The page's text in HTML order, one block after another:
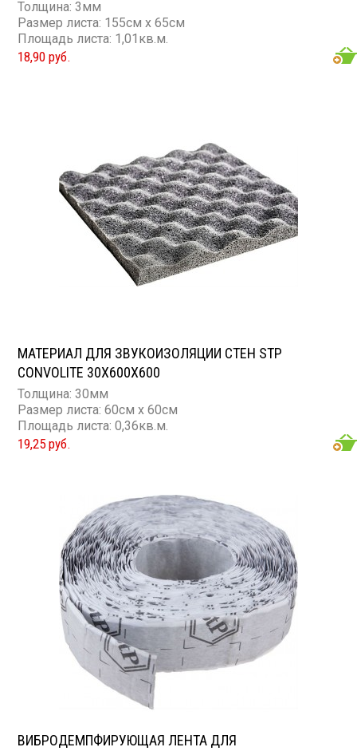
Толщина: 3мм
Размер листа: 155см х 65см
Площадь листа: 1,01кв.м.
18,90 руб.
МАТЕРИАЛ ДЛЯ ЗВУКОИЗОЛЯЦИИ СТЕН STP
CONVOLITE 30X600X600
Толщина: 30мм
Размер листа: 60см х 60см
Площадь листа: 0,36кв.м.
19,25 руб.
ВИБРОДЕМПФИРУЮЩАЯ ЛЕНТА ДЛЯ